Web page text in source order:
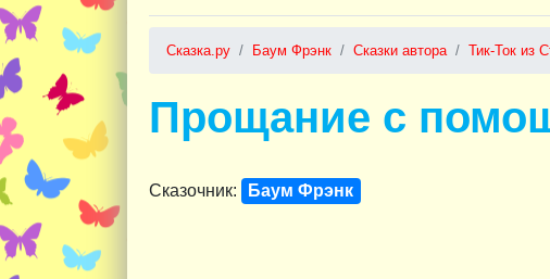
Сказка.ру Баум Фрэнк Сказки автора Тик-Ток из
Прощание с
Сказочник: Баум Фрэнк